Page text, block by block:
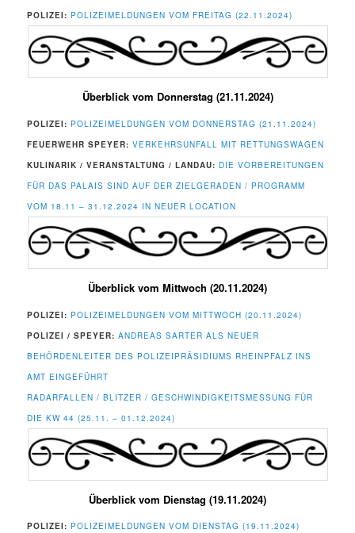
POLIZEI: POLIZEIMELDUNGEN VOM FREITAG (22.11.2024)
Überblick vom Donnerstag (21.11.2024)
POLIZEI: POLIZEIMELDUNGEN VOM DONNERSTAG (21.11.2024)
FEUERWEHR SPEYER: VERKEHRSUNFALL MIT RETTUNGSWAGEN
KULINARIK / VERANSTALTUNG / LANDAU: DIE VORBEREITUNGEN
FÜR DAS PALAIS SIND AUF DER ZIELGERADEN / PROGRAMM
VOM 18.11 – 31.12.2024 IN NEUER LOCATION
Überblick vom Mittwoch (20.11.2024)
POLIZEI: POLIZEIMELDUNGEN VOM MITTWOCH (20.11.2024)
POLIZEI / SPEYER: ANDREAS SARTER ALS NEUER
BEHÖRDENLEITER DES POLIZEIPRÄSIDIUMS RHEINPFALZ INS
AMT EINGEFÜHRT
RADARFALLEN / BLITZER / GESCHWINDIGKEITSMESSUNG FÜR
DIE KW 44 (25.11. – 01.12.2024)
Überblick vom Dienstag (19.11.2024)
POLIZEI: POLIZEIMELDUNGEN VOM DIENSTAG (19.11.2024)